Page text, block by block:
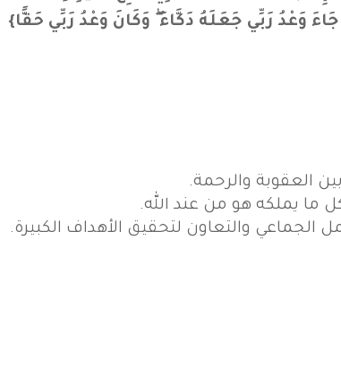
العقوبة والرحمة.
ما يملكه هو من عند الله.
الجماعي والتعاون لتحقيق الأهداف الكبيرة.